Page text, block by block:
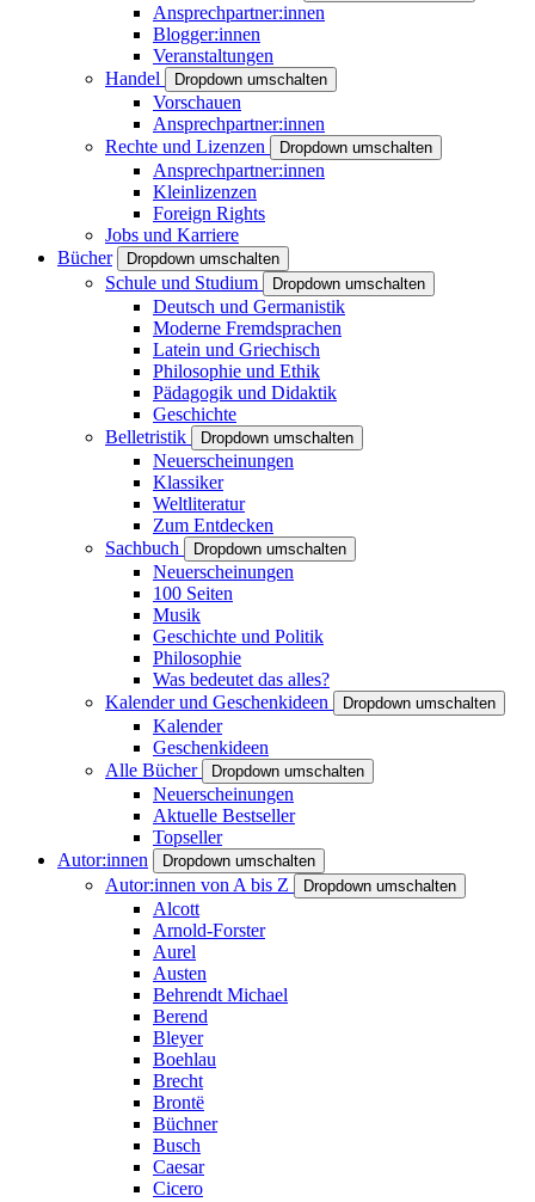
Ansprechpartner:innen
Blogger:innen
Veranstaltungen
Handel
Dropdown umschalten
Vorschauen
Ansprechpartner:innen
Rechte und Lizenzen
Dropdown umschalten
Ansprechpartner:innen
Kleinlizenzen
Foreign Rights
Jobs und Karriere
Bücher
Dropdown umschalten
Schule und Studium Dropdown umschalten
Deutsch und Germanistik
Moderne Fremdsprachen
Latein und Griechisch
Philosophie und Ethik
Pädagogik und Didaktik
Geschichte
Belletristik
Dropdown umschalten
Neuerscheinungen
Klassiker
Weltliteratur
Zum Entdecken
Sachbuch
Dropdown umschalten
Neuerscheinungen
100 Seiten
Musik
Geschichte und Politik
Philosophie
Was bedeutet das alles?
Kalender und Geschenkideen
Dropdown umschalten
Kalender
Geschenkideen
Alle Bücher
Dropdown umschalten
Neuerscheinungen
Aktuelle Bestseller
Topseller
Autor:innen
Dropdown umschalten
Autor:innen von A bis Z Dropdown umschalten
Alcott
Arnold-Forster
Aurel
Austen
Behrendt Michael
Berend
Bleyer
Boehlau
Brecht
Brontë
Büchner
Busch
Caesar
Cicero